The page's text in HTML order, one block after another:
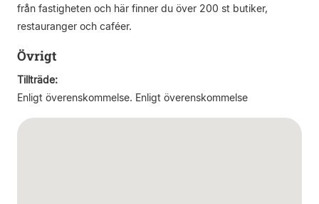
från fastigheten och här finner du över 200 st butiker,
restauranger och caféer.
Övrigt
Tillträde:
Enligt överenskommelse. Enligt överenskommelse